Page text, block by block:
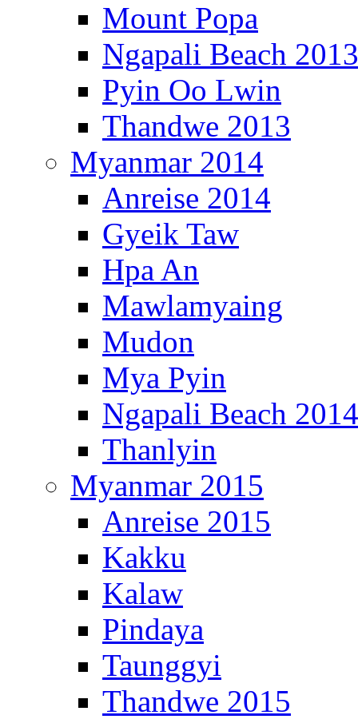
Mount Popa
Ngapali Beach 2013
Pyin Oo Lwin
Thandwe 2013
Myanmar 2014
Anreise 2014
Gyeik Taw
Hpa An
Mawlamyaing
Mudon
Mya Pyin
Ngapali Beach 2014
Thanlyin
Myanmar 2015
Anreise 2015
Kakku
Kalaw
Pindaya
Taunggyi
Thandwe 2015